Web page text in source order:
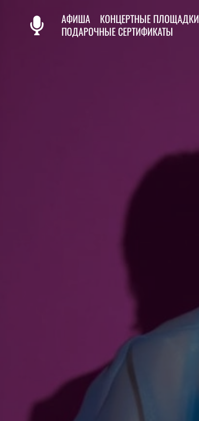
АФИША КОНЦЕРТНЫЕ ПЛОЩАДКИ
ПОДАРОЧНЫЕ СЕРТИФИКАТЫ